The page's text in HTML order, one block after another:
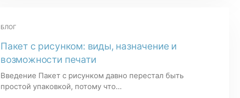
БЛОГ
Пакет с рисунком: виды, назначение и
возможности печати
Введение Пакет с рисунком давно перестал быть
простой упаковкой, потому что...